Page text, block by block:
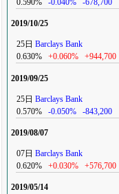
0.590%
-0.040% -678,700
2019/10/25
25日 Barclays Bank
0.630%
+0.060% +944,700
2019/09/25
25日 Barclays Bank
0.570%
-0.050% -843,200
2019/08/07
07日 Barclays Bank
0.620%
+0.030% +576,700
2019/05/14